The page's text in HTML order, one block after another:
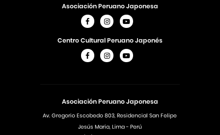
Asociación Peruano Japonesa
Av. Gregorio Escobedo 803, Residencial San Felipe
Jesús Maria, Lima - Perú
Asociación Peruano Japonesa
Centro Cultural Peruano Japonés